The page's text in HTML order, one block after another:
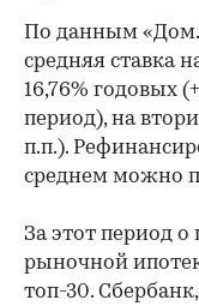
По данным
средняя ставка
16,76% годовых
период), на
п.п.).
среднем можно
За этот период
рыночной
топ-30.